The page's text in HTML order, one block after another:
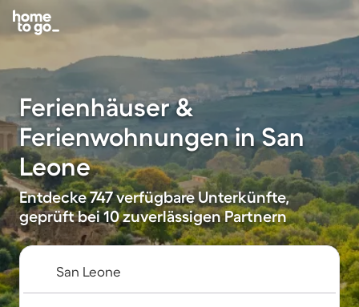
Ferienhäuser &
Ferienwohnungen in San
Leone
Entdecke 747 verfügbare Unterkünfte,
geprüft bei 10 zuverlässigen Partnern